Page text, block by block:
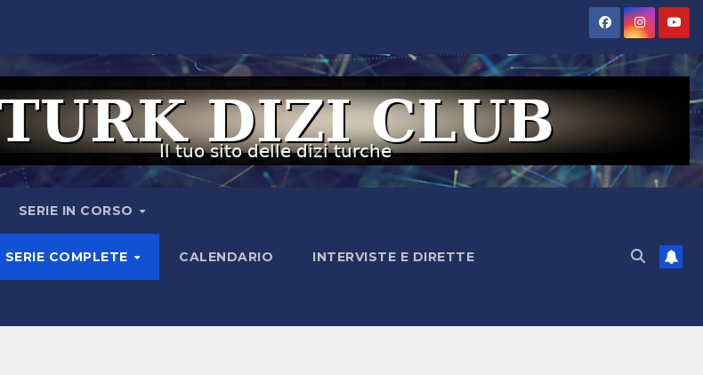
SERIE IN CORSO
SERIE COMPLETE CALENDARIO INTERVISTE E DIRETTE